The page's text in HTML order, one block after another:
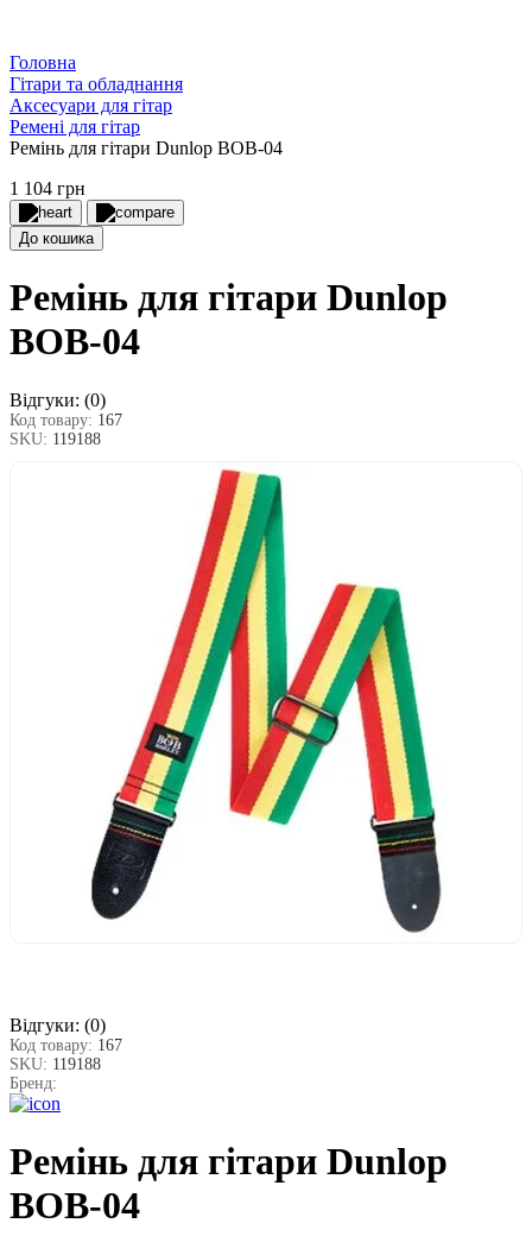
Головна
Гітари та обладнання
Аксесуари для гітар
Ремені для гітар
Ремінь для гітари Dunlop BOB-04
1 104 грн
До кошика
Ремінь для гітари Dunlop
BOB-04
Відгуки: (0)
Код товару: 167
SKU: 119188
Відгуки: (0)
Код товару: 167
SKU: 119188
Бренд:
Ремінь для гітари Dunlop
BOB-04